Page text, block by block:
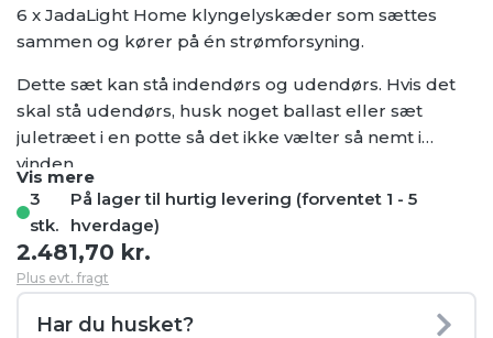
6 x JadaLight Home klyngelyskæder som sættes
sammen og kører på én strømforsyning.
Dette sæt kan stå indendørs og udendørs. Hvis det
skal stå udendørs, husk noget ballast eller sæt
juletræet i en potte så det ikke vælter så nemt i
vinden.
Vis mere
3
stk.
På lager til hurtig levering (forventet 1 - 5
hverdage)
2.481,70 kr.
Plus evt. fragt
Har du husket?